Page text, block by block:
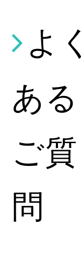
よく
ある
ご質
問